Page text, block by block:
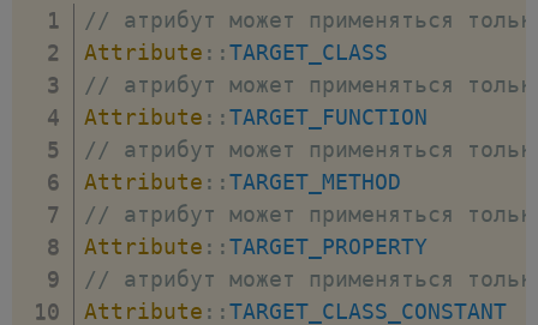
// атрибут может применяться
Attribute ::TARGET_CLASS
// атрибут может применяться
Attribute ::TARGET_FUNCTION
// атрибут может применяться
Attribute ::TARGET_METHOD
// атрибут может применяться
Attribute ::TARGET_PROPERTY
// атрибут может применяться
Attribute ::TARGET_CLASS_CONSTANT